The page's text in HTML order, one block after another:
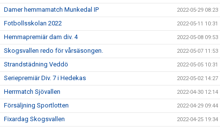
Damer hemmamatch Munkedal IP 2022-05-29 08:23
Fotbollsskolan 2022 2022-05-11 10:31
Hemmapremiär dam div. 4 2022-05-08 09:53
Skogsvallen redo för vårsäsongen. 2022-05-07 11:53
Strandstädning Veddö 2022-05-05 10:31
Seriepremiär Div. 7 i Hedekas 2022-05-02 14:27
Herrmatch Sjövallen 2022-04-30 12:14
Försäljning Sportlotten 2022-04-29 09:44
Fixardag Skogsvallen 2022-04-25 19:34